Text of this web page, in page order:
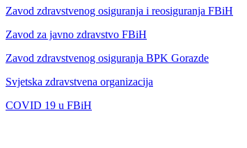
Zavod zdravstvenog osiguranja i reosiguranja FBiH
Zavod za javno zdravstvo FBiH
Zavod zdravstvenog osiguranja BPK Gorazde
Svjetska zdravstvena organizacija
COVID 19 u FBiH